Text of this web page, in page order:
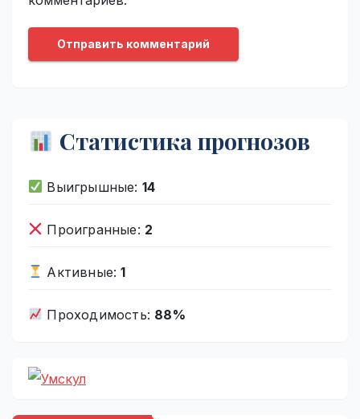
Статистика прогнозов
Выигрышные: 14
Проигранные: 2
Активные:1
Проходимость: 88%